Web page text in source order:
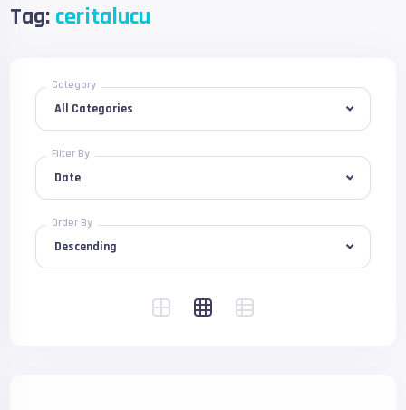
Tag: ceritalucu
Category
Filter By
Order By